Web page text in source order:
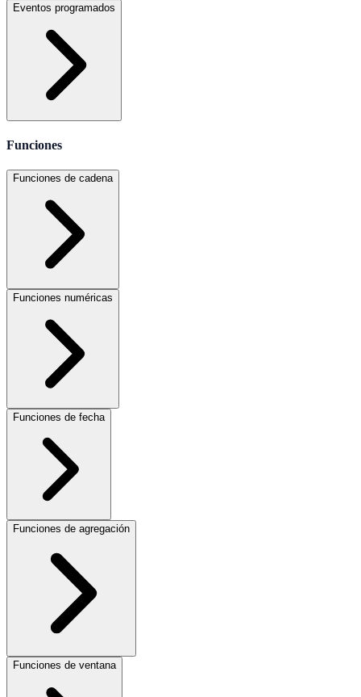
Eventos programados
Funciones
Funciones de cadena
Funciones numéricas
Funciones de fecha
Funciones de agregación
Funciones de ventana